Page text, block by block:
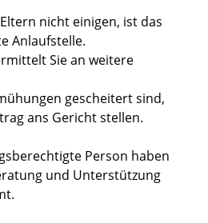
nicht einigen, ist das
Anlaufstelle.
Sie an weitere
gescheitert sind,
ans Gericht stellen.
Person haben
und Unterstützung